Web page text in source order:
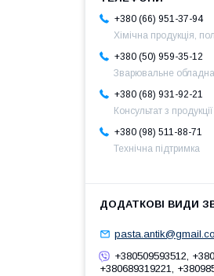
+380 (66) 951-37-94
Хімічна продукція,
+380 (50) 959-35-12
Зварювальне
+380 (68) 931-92-21
Консультат з
+380 (98) 511-88-71
Технічна підтримка
+380509593512,
+380689319221,